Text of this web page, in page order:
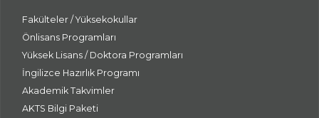
Fakülteler / Yüksekokullar
Önlisans Programları
Yüksek Lisans / Doktora Programları
İngilizce Hazırlık Programı
Akademik Takvimler
AKTS Bilgi Paketi